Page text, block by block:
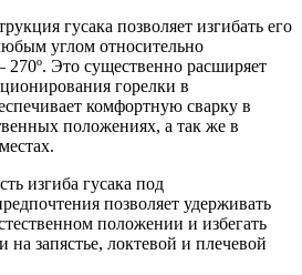
гусака позволяет изгибать его
углом относительно
Это существенно расширяет
горелки в
комфортную сварку в
положениях, а так же в
изгиба гусака под
позволяет удерживать
положении и избегать
на запястье, локтевой и плечевой